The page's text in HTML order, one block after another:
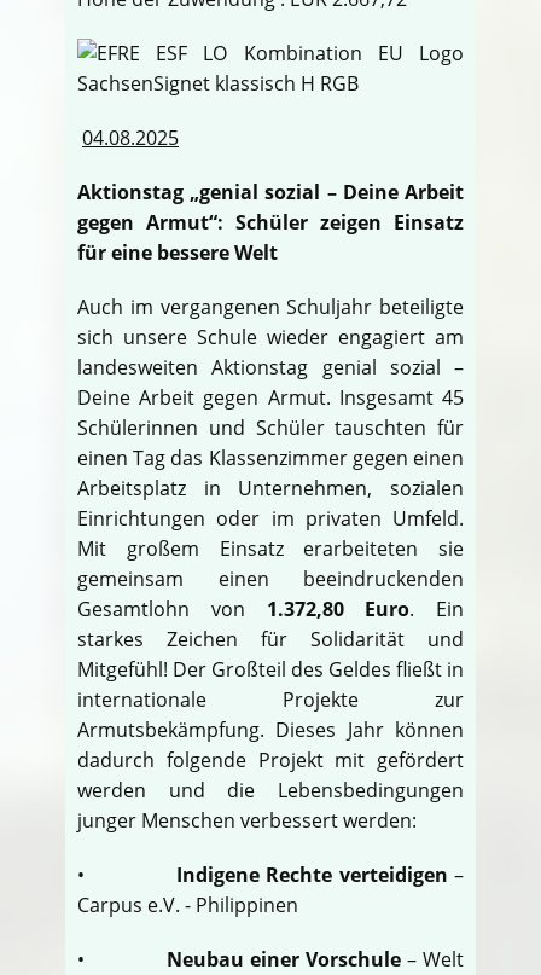
04.08.2025
Aktionstag „genial sozial – Deine Arbeit
gegen Armut“: Schüler zeigen Einsatz
für eine bessere Welt
Auch im vergangenen Schuljahr beteiligte
sich unsere Schule wieder engagiert am
landesweiten Aktionstag genial sozial –
Deine Arbeit gegen Armut. Insgesamt 45
Schülerinnen und Schüler tauschten für
einen Tag das Klassenzimmer gegen einen
Arbeitsplatz in Unternehmen, sozialen
Einrichtungen oder im privaten Umfeld.
Mit großem Einsatz erarbeiteten sie
gemeinsam einen beeindruckenden
Gesamtlohn von 1.372,80 Euro. Ein
starkes Zeichen für Solidarität und
Mitgefühl! Der Großteil des Geldes fließt in
internationale Projekte zur
Armutsbekämpfung. Dieses Jahr können
dadurch folgende Projekt mit gefördert
werden und die Lebensbedingungen
junger Menschen verbessert werden:
• Indigene Rechte verteidigen –
Carpus e.V. - Philippinen
• Neubau einer Vorschule – Welt